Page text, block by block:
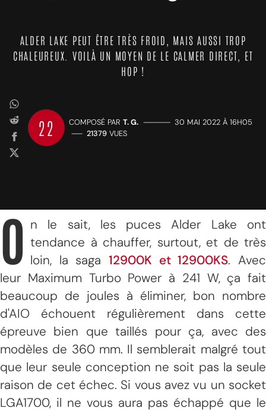
ALDER LAKE PEUT ÊTRE TRÈS FROID, MAIS AUSSI TROP
CHALEUREUX. VOILÀ UN MOYEN DE LE CALMER DIRECT, ET
HOP !
22 COMPOSÉ PAR T. G. ————— 30 MAI 2022 À 16H05
—— 21379 VUES
O n le sait, les puces Alder Lake ont
tendance à chauffer, surtout, et de très
loin, la saga 12900K et 12900KS. Avec
leur Maximum Turbo Power à 241 W, ça fait
beaucoup de joules à éliminer, bon nombre
d'AIO échouent régulièrement dans cette
épreuve bien que taillés pour ça, avec des
modèles de 360 mm. Il semblerait malgré tout
que leur seule conception ne soit pas la seule
raison de cet échec. Si vous avez vu un socket
LGA1700, il ne vous aura pas échappé que le